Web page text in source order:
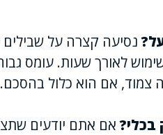
נסיעה קצרה על שבילים
לאורך שעות. עומס
צמוד, אם הוא כלול בהסכם.
אם אתם יודעים